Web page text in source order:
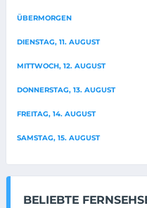
ÜBERMORGEN
DIENSTAG, 11. AUGUST
MITTWOCH, 12. AUGUST
DONNERSTAG, 13. AUGUST
FREITAG, 14. AUGUST
SAMSTAG, 15. AUGUST
BELIEBTE